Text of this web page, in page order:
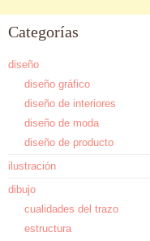
Categorías
diseño
diseño gráfico
diseño de interiores
diseño de moda
diseño de producto
ilustración
dibujo
cualidades del trazo
estructura